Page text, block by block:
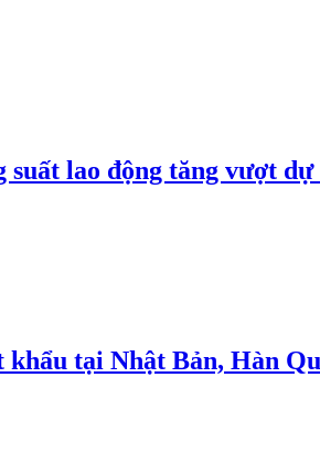
lao động tăng vượt
tại Nhật Bản, Hàn